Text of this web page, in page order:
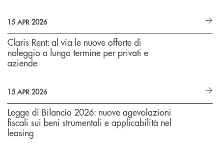
15 APR 2026
Claris Rent: al via le nuove offerte di
noleggio a lungo termine per privati e
aziende
15 APR 2026
Legge di Bilancio 2026: nuove agevolazioni
fiscali sui beni strumentali e applicabilità nel
leasing